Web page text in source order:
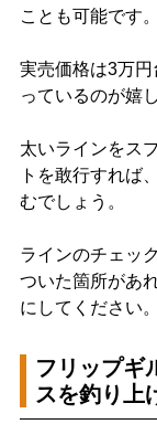
ことも可能です。
実売価格は3万
っているのが嬉
太いラインをス
トを敢行すれば
むでしょう。
ラインのチェッ
ついた箇所があ
にしてください。
フリップギ
スを釣り上